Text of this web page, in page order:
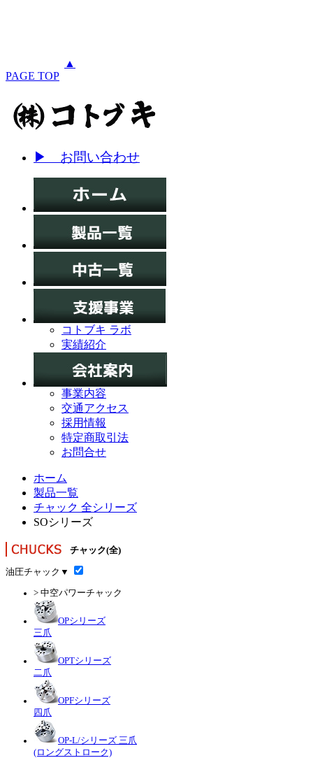
▲
PAGE TOP
▶ お問い合わせ
コトブキ ラボ
実績紹介
事業内容
交通アクセス
採用情報
特定商取引法
お問合せ
ホーム
製品一覧
チャック 全シリーズ
SOシリーズ
チャック(全)
油圧チャック ▼
> 中空パワーチャック
OPシリーズ
三爪
OPTシリーズ
二爪
OPFシリーズ
四爪
OP-L/シリーズ 三爪
(ロングストローク)